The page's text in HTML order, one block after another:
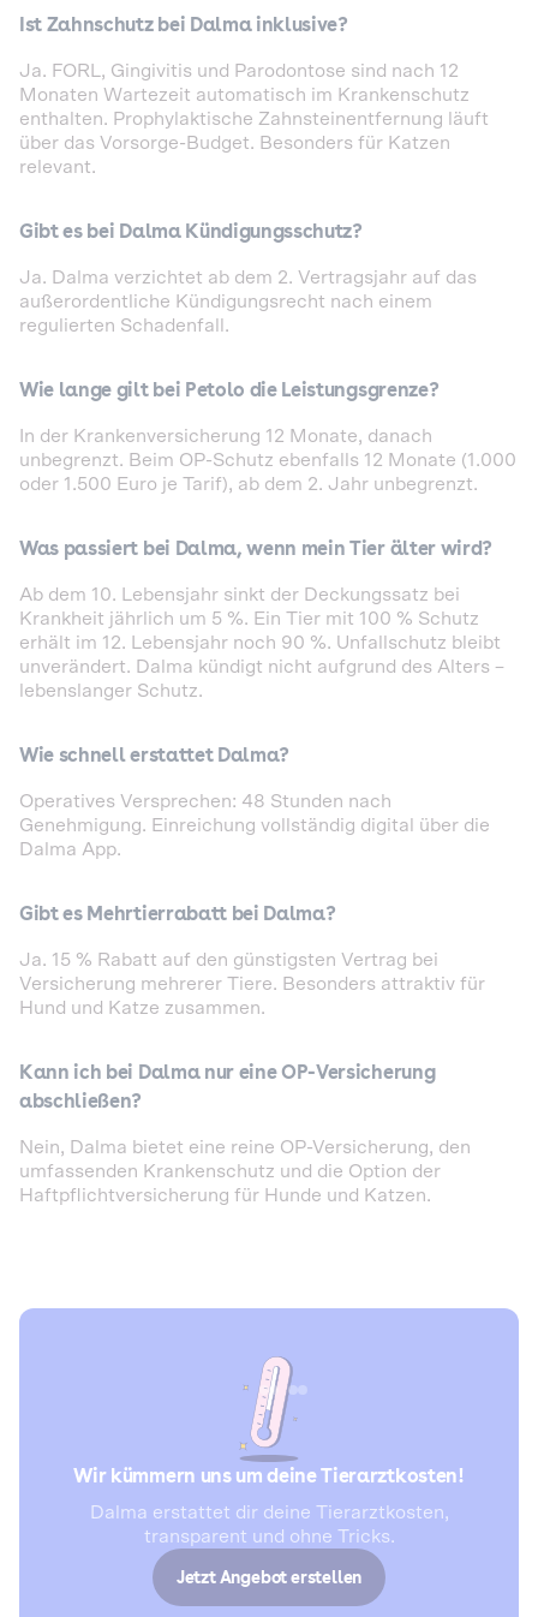
Ist Zahnschutz bei Dalma inklusive?
Ja. FORL, Gingivitis und Parodontose sind nach 12
Monaten Wartezeit automatisch im Krankenschutz
enthalten. Prophylaktische Zahnsteinentfernung läuft
über das Vorsorge-Budget. Besonders für Katzen
relevant.
Gibt es bei Dalma Kündigungsschutz?
Ja. Dalma verzichtet ab dem 2. Vertragsjahr auf das
außerordentliche Kündigungsrecht nach einem
regulierten Schadenfall.
Wie lange gilt bei Petolo die Leistungsgrenze?
In der Krankenversicherung 12 Monate, danach
unbegrenzt. Beim OP-Schutz ebenfalls 12 Monate (1.000
oder 1.500 Euro je Tarif), ab dem 2. Jahr unbegrenzt.
Was passiert bei Dalma, wenn mein Tier älter wird?
Ab dem 10. Lebensjahr sinkt der Deckungssatz bei
Krankheit jährlich um 5 %. Ein Tier mit 100 % Schutz
erhält im 12. Lebensjahr noch 90 %. Unfallschutz bleibt
unverändert. Dalma kündigt nicht aufgrund des Alters –
lebenslanger Schutz.
Wie schnell erstattet Dalma?
Operatives Versprechen: 48 Stunden nach
Genehmigung. Einreichung vollständig digital über die
Dalma App.
Gibt es Mehrtierrabatt bei Dalma?
Ja. 15 % Rabatt auf den günstigsten Vertrag bei
Versicherung mehrerer Tiere. Besonders attraktiv für
Hund und Katze zusammen.
Kann ich bei Dalma nur eine OP-Versicherung
abschließen?
Nein, Dalma bietet eine reine OP-Versicherung, den
umfassenden Krankenschutz und die Option der
Haftpflichtversicherung für Hunde und Katzen.
Wir kümmern uns um deine Tierarztkosten!
Dalma erstattet dir deine Tierarztkosten,
transparent und ohne Tricks.
Jetzt Angebot erstellen